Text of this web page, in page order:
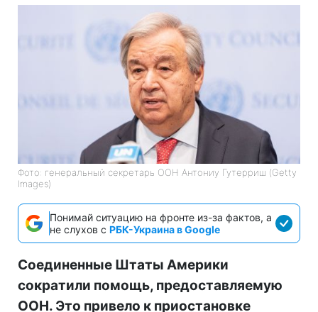
Фото: генеральный секретарь ООН Антониу Гутерриш (Getty
Images)
Понимай ситуацию на фронте из-за фактов, а
не слухов с РБК-Украина в Google
Соединенные Штаты Америки
сократили помощь, предоставляемую
ООН. Это привело к приостановке